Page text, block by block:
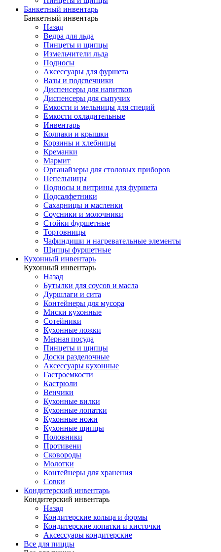
Банкетный инвентарь
Банкетный инвентарь
Назад
Ведра для льда
Пинцеты и щипцы
Измельчители льда
Подносы
Аксессуары для фуршета
Вазы и подсвечники
Диспенсеры для напитков
Диспенсеры для сыпучих
Емкости и мельницы для специй
Емкости охладительные
Инвентарь
Колпаки и крышки
Корзины и хлебницы
Креманки
Мармит
Органайзеры для столовых приборов
Пепельницы
Подносы и витрины для фуршета
Подсалфетники
Сахарницы и масленки
Соусники и молочники
Стойки фуршетные
Тортовницы
Чафиндиши и нагревательные элементы
Щипцы фуршетные
Кухонный инвентарь
Кухонный инвентарь
Назад
Бутылки для соусов и масла
Дуршлаги и сита
Контейнеры для мусора
Миски кухонные
Сотейники
Кухонные ложки
Мерная посуда
Пинцеты и щипцы
Доски разделочные
Аксессуары кухонные
Гастроемкости
Кастрюли
Венчики
Кухонные вилки
Кухонные лопатки
Кухонные ножи
Кухонные щипцы
Половники
Противени
Сковороды
Молотки
Контейнеры для хранения
Совки
Кондитерский инвентарь
Кондитерский инвентарь
Назад
Кондитерские кольца и формы
Кондитерские лопатки и кисточки
Аксессуары кондитерские
Все для пиццы